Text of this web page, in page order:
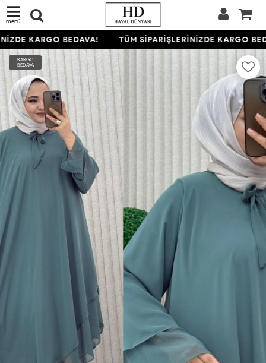
menü
KARGO BEDAVA! TÜM SİPARİŞLERİNİZDE KARGO
KARGO
BEDAVA